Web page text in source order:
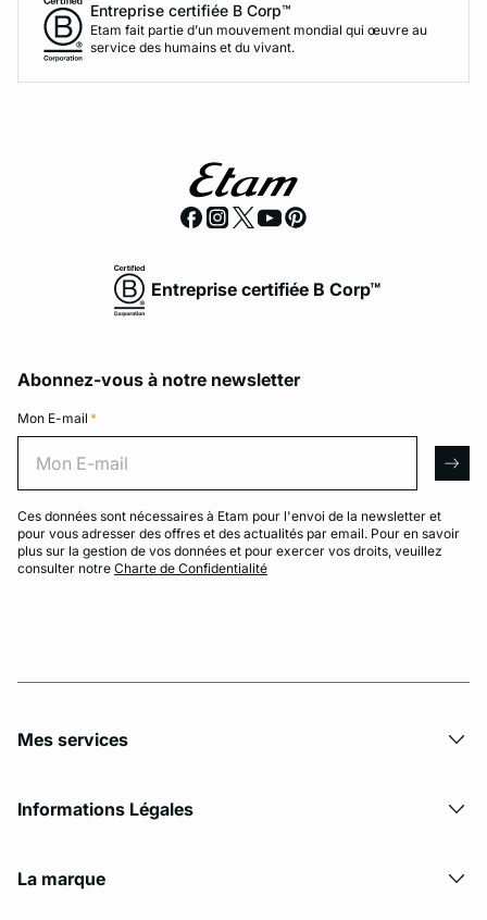
Entreprise certifiée B Corp™
Etam fait partie d’un mouvement mondial qui œuvre au
service des humains et du vivant.
Entreprise certifiée B Corp™
Abonnez-vous à notre newsletter
Mon E-mail *
Ces données sont nécessaires à Etam pour l'envoi de la newsletter et
pour vous adresser des offres et des actualités par email. Pour en savoir
plus sur la gestion de vos données et pour exercer vos droits, veuillez
consulter notre Charte de Confidentialité
Mes services
Informations Légales
La marque